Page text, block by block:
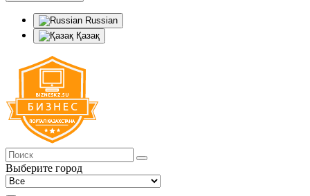
Russian
Қазақ
Выберите город